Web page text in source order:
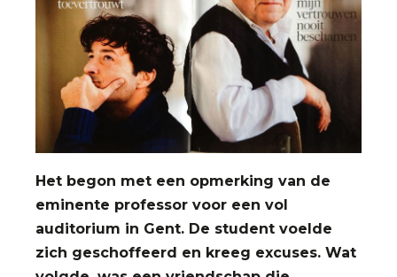
Het begon met een opmerking van de
eminente professor voor een vol
auditorium in Gent. De student voelde
zich geschoffeerd en kreeg excuses. Wat